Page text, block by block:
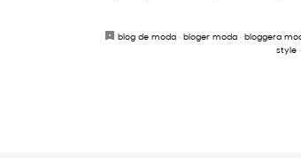
blog de moda· bloger moda· bloggera
style ·